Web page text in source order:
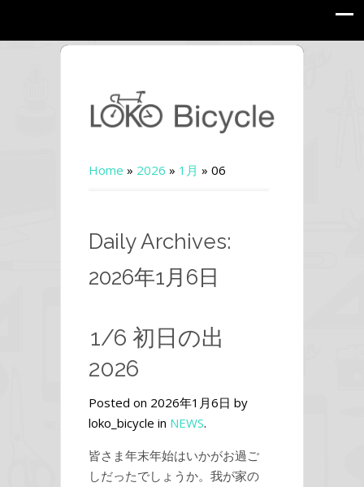
Home » 2026 » 1月 » 06
Daily Archives:
2026年1月6日
1/6 初日の出
2026
Posted on 2026年1月6日 by
loko_bicycle in NEWS.
皆さま年末年始はいかがお過ご
しだったでしょうか。我が家の